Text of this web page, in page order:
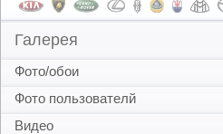
Галерея
Фото/обои
Фото пользователй
Видео